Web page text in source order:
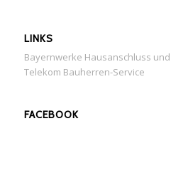
LINKS
Bayernwerke Hausanschluss
Telekom Bauherren-Service
FACEBOOK